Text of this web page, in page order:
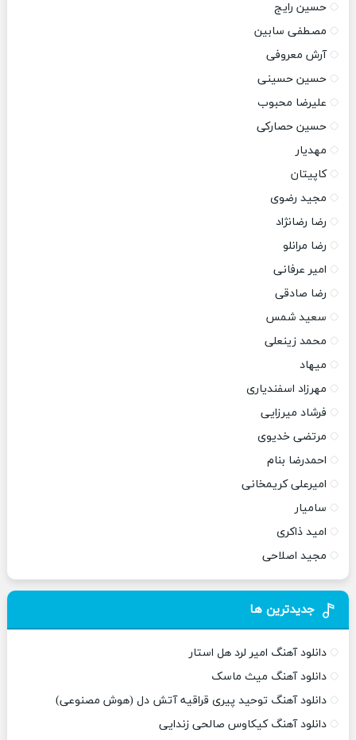
حسین رایج
مصطفی سابین
آرش معروفی
حسین حسینی
علیرضا محبوب
حسین حصارکی
مهدیار
کاپیتان
مجید رضوی
رضا رضانژاد
رضا مرانلو
امیر عرفانی
رضا صادقی
سعید شمس
محمد زینعلی
میهاد
مهرزاد اسفندیاری
فرشاد میرزایی
مرتضی خدیوی
احمدرضا بنام
امیرعلی کریمخانی
سامیار
امید ذاکری
مجید اصلاحی
جدیدترین ها
دانلود آهنگ امیر لرد هل استار
دانلود آهنگ میث ماسک
دانلود آهنگ توحید پیری قراقیه آتش دل (هوش مصنوعی)
دانلود آهنگ کیکاوس صالحی زندایی